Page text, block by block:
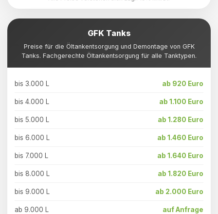
GFK Tanks
Preise für die Öltankentsorgung und Demontage von GFK
Tanks. Fachgerechte Öltankentsorgung für alle Tanktypen.
bis 3.000 L ab 920 Euro
bis 4.000 L ab 1.100 Euro
bis 5.000 L ab 1.280 Euro
bis 6.000 L ab 1.460 Euro
bis 7.000 L ab 1.640 Euro
bis 8.000 L ab 1.820 Euro
bis 9.000 L ab 2.000 Euro
ab 9.000 L auf Anfrage